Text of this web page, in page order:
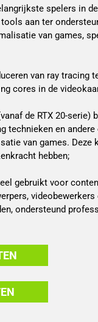
spelers in
aan ter
van games,
van ray tracing
cores in de
de RTX 20-serie)
technieken en
van games. Deze
hebben;
gebruikt voor
videobewerkers
ondersteund